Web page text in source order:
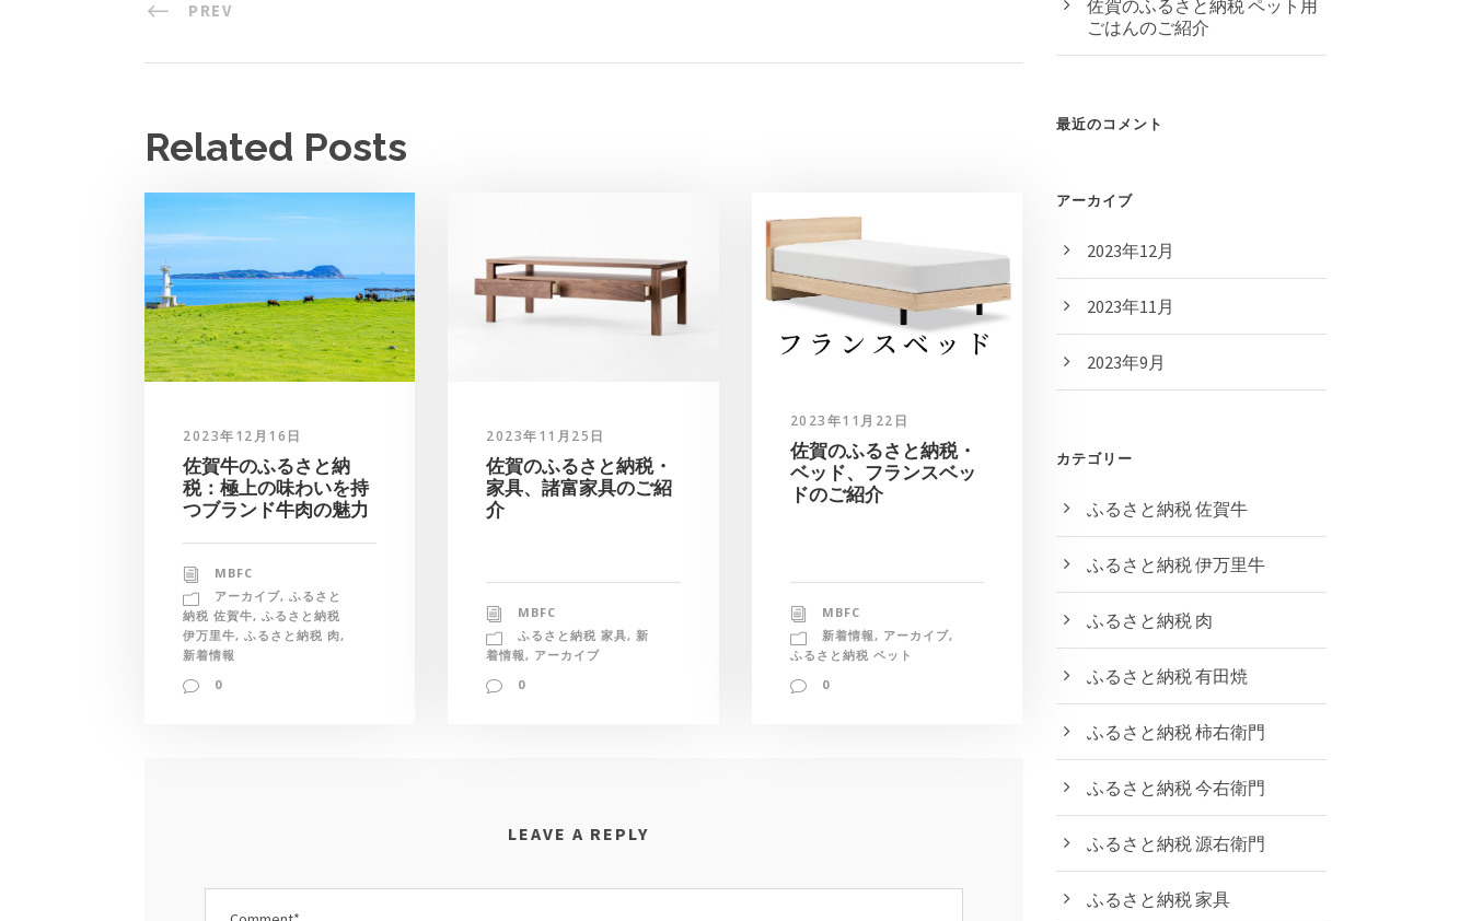
PREV
Related Posts
2023年12月16日
佐賀牛のふるさと納
税：極上の味わいを持
つブランド牛肉の魅力
MBFC
アーカイブ, ふるさと
納税 佐賀牛, ふるさと納税
伊万里牛, ふるさと納税 肉,
新着情報
0
2023年11月25日
佐賀のふるさと納税・
家具、諸富家具のご紹
介
MBFC
ふるさと納税 家具, 新
着情報, アーカイブ
0
2023年11月22日
佐賀のふるさと納税・
ベッド、フランスベッ
ドのご紹介
MBFC
新着情報, アーカイブ,
ふるさと納税 ペット
0
LEAVE A REPLY
佐賀のふるさと納税 ペット用
ごはんのご紹介
最近のコメント
アーカイブ
2023年12月
2023年11月
2023年9月
カテゴリー
ふるさと納税 佐賀牛
ふるさと納税 伊万里牛
ふるさと納税 肉
ふるさと納税 有田焼
ふるさと納税 柿右衛門
ふるさと納税 今右衛門
ふるさと納税 源右衛門
ふるさと納税 家具